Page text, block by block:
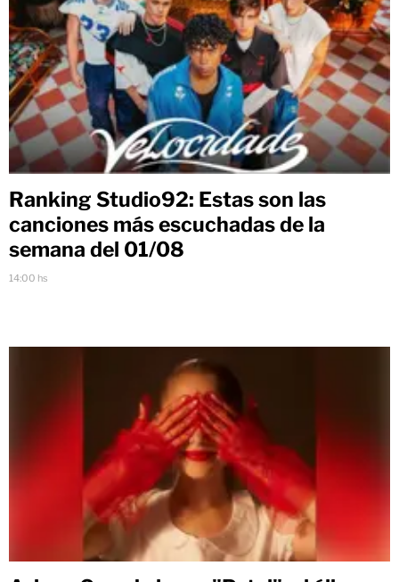
Ranking Studio92: Estas son las
canciones más escuchadas de la
semana del 01/08
14:00 hs